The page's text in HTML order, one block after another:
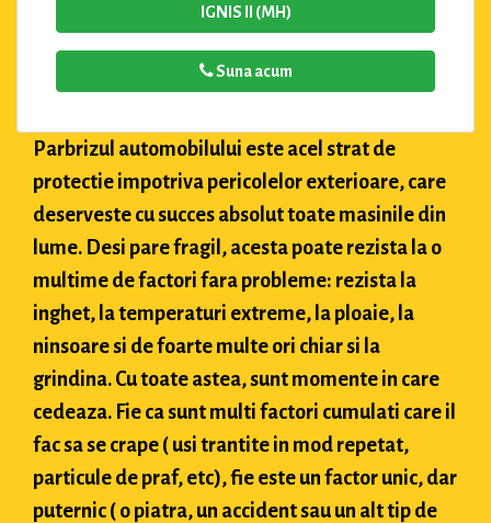
IGNIS II (MH)
Suna acum
Parbrizul automobilului este acel strat de
protectie impotriva pericolelor exterioare, care
deserveste cu succes absolut toate masinile din
lume. Desi pare fragil, acesta poate rezista la o
multime de factori fara probleme: rezista la
inghet, la temperaturi extreme, la ploaie, la
ninsoare si de foarte multe ori chiar si la
grindina. Cu toate astea, sunt momente in care
cedeaza. Fie ca sunt multi factori cumulati care il
fac sa se crape ( usi trantite in mod repetat,
particule de praf, etc), fie este un factor unic, dar
puternic ( o piatra, un accident sau un alt tip de